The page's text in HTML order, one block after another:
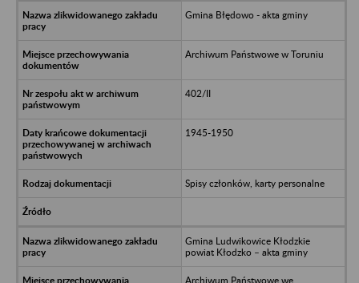
Gmina Błędowo - akta gminy
Archiwum Państwowe w Toruniu
402/II
1945-1950
Spisy członków, karty personalne
Gmina Ludwikowice Kłodzkie
powiat Kłodzko – akta gminy
Archiwum Państwowe we